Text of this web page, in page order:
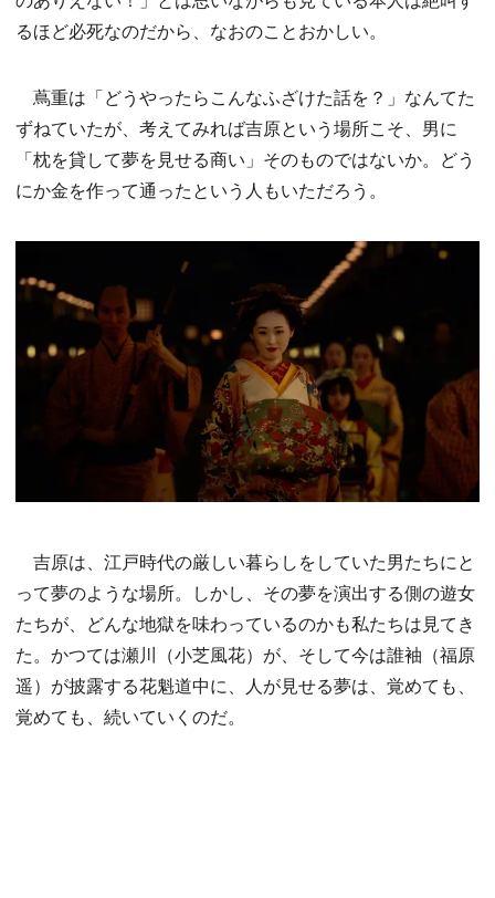
るほど必死なのだから、なおのことおかしい。
蔦重は「どうやったらこんなふざけた話を？」なんてた
ずねていたが、考えてみれば吉原という場所こそ、男に
「枕を貸して夢を見せる商い」そのものではないか。どう
にか金を作って通ったという人もいただろう。
吉原は、江戸時代の厳しい暮らしをしていた男たちにと
って夢のような場所。しかし、その夢を演出する側の遊女
たちが、どんな地獄を味わっているのかも私たちは見てき
た。かつては瀬川（小芝風花）が、そして今は誰袖（福原
遥）が披露する花魁道中に、人が見せる夢は、覚めても、
覚めても、続いていくのだ。